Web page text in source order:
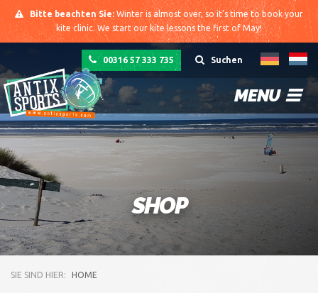
Bitte beachten Sie: Winter is almost over, so it's time to book your
kite clinic. We start our kite lessons the first of May!
Suchen
00316 57 333 735
MENU
SHOP
SIE SIND HIER: HOME